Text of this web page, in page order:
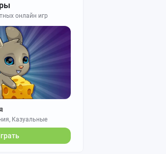
онлайн игр
Казуальные